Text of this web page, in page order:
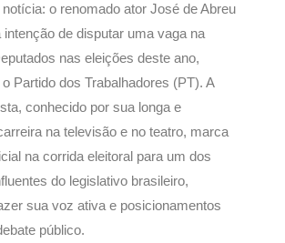
o renomado ator José de Abreu
de disputar uma vaga na
nas eleições deste ano,
Partido dos Trabalhadores (PT). A
conhecido por sua longa e
na televisão e no teatro, marca
na corrida eleitoral para um dos
do legislativo brasileiro,
sua voz ativa e posicionamentos
público.